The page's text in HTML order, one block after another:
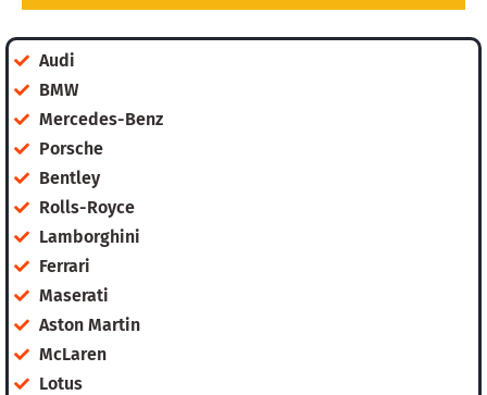
Audi
BMW
Mercedes-Benz
Porsche
Bentley
Rolls-Royce
Lamborghini
Ferrari
Maserati
Aston Martin
McLaren
Lotus